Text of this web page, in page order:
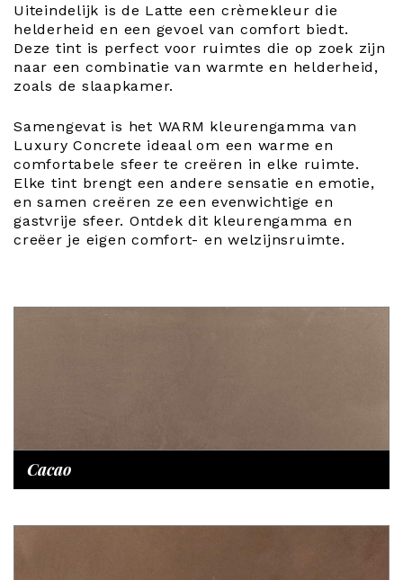
Uiteindelijk is de Latte een crèmekleur die
helderheid en een gevoel van comfort biedt.
Deze tint is perfect voor ruimtes die op zoek zijn
naar een combinatie van warmte en helderheid,
zoals de slaapkamer.
Samengevat is het WARM kleurengamma van
Luxury Concrete ideaal om een warme en
comfortabele sfeer te creëren in elke ruimte.
Elke tint brengt een andere sensatie en emotie,
en samen creëren ze een evenwichtige en
gastvrije sfeer. Ontdek dit kleurengamma en
creëer je eigen comfort- en welzijnsruimte.
Cacao